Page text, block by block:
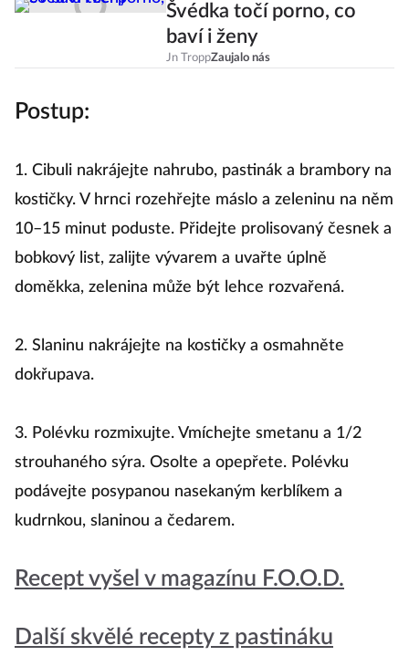
Švédka točí porno, co
baví i ženy
Jn TroppZaujalo nás
Postup:
1. Cibuli nakrájejte nahrubo, pastinák a brambory na
kostičky. V hrnci rozehřejte máslo a zeleninu na něm
10–15 minut poduste. Přidejte prolisovaný česnek a
bobkový list, zalijte vývarem a uvařte úplně
doměkka, zelenina může být lehce rozvařená.
2. Slaninu nakrájejte na kostičky a osmahněte
dokřupava.
3. Polévku rozmixujte. Vmíchejte smetanu a 1/2
strouhaného sýra. Osolte a opepřete. Polévku
podávejte posypanou nasekaným kerblíkem a
kudrnkou, slaninou a čedarem.
Recept vyšel v magazínu F.O.O.D.
Další skvělé recepty z pastináku